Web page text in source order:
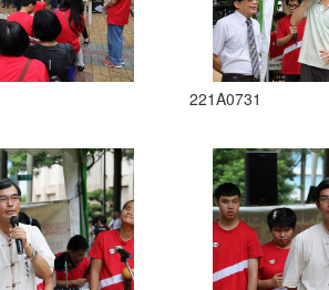
221A0731